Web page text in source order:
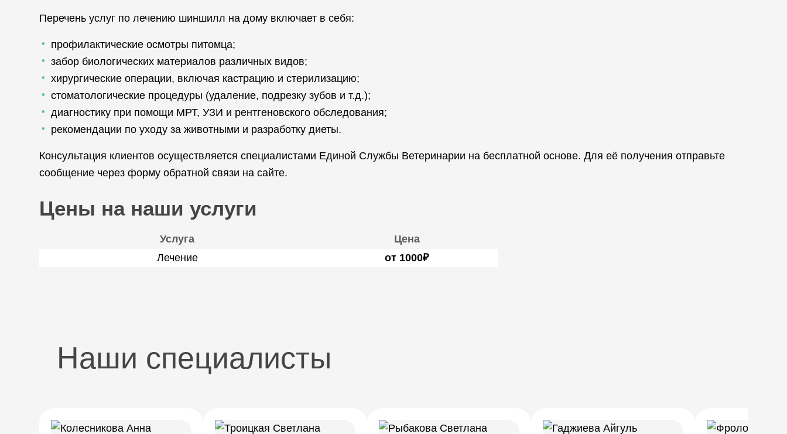
Перечень услуг по лечению шиншилл на дому включает в себя:
профилактические осмотры питомца;
забор биологических материалов различных видов;
хирургические операции, включая кастрацию и стерилизацию;
стоматологические процедуры (удаление, подрезку зубов и т.д.);
диагностику при помощи МРТ, УЗИ и рентгеновского обследования;
рекомендации по уходу за животными и разработку диеты.
Консультация клиентов осуществляется специалистами Единой Службы Ветеринарии на бесплатной основе. Для её получения отправьте
сообщение через форму обратной связи на сайте.
Цены на наши услуги
Услуга
Цена
Лечение
от 1000₽
Наши специалисты